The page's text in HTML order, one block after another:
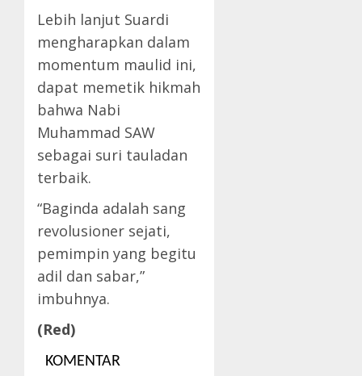
Lebih lanjut Suardi
mengharapkan dalam
momentum maulid ini,
dapat memetik hikmah
bahwa Nabi
Muhammad SAW
sebagai suri tauladan
terbaik.
“Baginda adalah sang
revolusioner sejati,
pemimpin yang begitu
adil dan sabar,”
imbuhnya.
(Red)
KOMENTAR